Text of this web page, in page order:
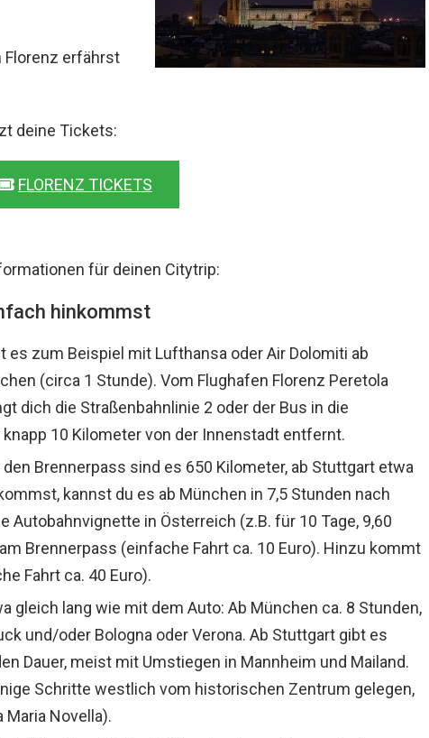
Florenz erfährst
deine Tickets:
FLORENZ TICKETS
für deinen Citytrip:
hinkommst
es zum Beispiel mit Lufthansa oder Air Dolomiti ab
(circa 1 Stunde). Vom Flughafen Florenz Peretola
dich die Straßenbahnlinie 2 oder der Bus in die
10 Kilometer von der Innenstadt entfernt.
Brennerpass sind es 650 Kilometer, ab Stuttgart etwa
kannst du es ab München in 7,5 Stunden nach
Autobahnvignette in Österreich (z.B. für 10 Tage, 9,60
Brennerpass (einfache Fahrt ca. 10 Euro). Hinzu kommt
Fahrt ca. 40 Euro).
gleich lang wie mit dem Auto: Ab München ca. 8 Stunden,
und/oder Bologna oder Verona. Ab Stuttgart gibt es
Dauer, meist mit Umstiegen in Mannheim und Mailand.
Schritte westlich vom historischen Zentrum gelegen,
Maria Novella).